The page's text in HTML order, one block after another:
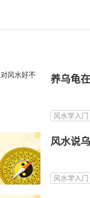
养乌龟
风水学入门
风水说
风水学入门